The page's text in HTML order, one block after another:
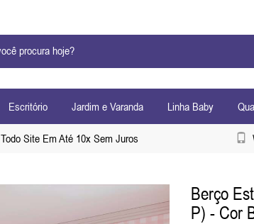
Escritório Jardim e Varanda Linha Baby
Todo Site Em Até 10x Sem Juros
Berço
P) - Cor